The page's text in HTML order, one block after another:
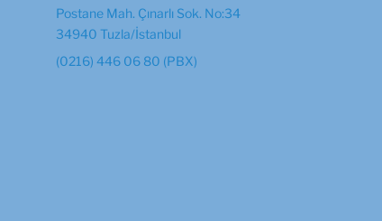
Postane Mah. Çınarlı Sok. No:34
34940 Tuzla/İstanbul
(0216) 446 06 80 (PBX)